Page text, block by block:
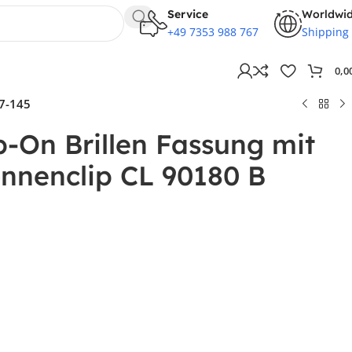
Service
+49 7353 988 767 Shipping
145
On Brillen Fassung mit
CL 90180 B